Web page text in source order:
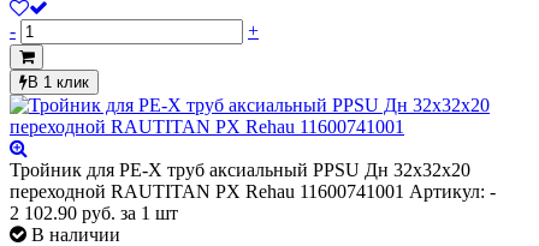
- +
В 1 клик
Тройник для PE-X труб аксиальный PPSU Дн 32х32х20
переходной RAUTITAN PX Rehau 11600741001 Артикул: -
2 102.90 руб. за 1 шт
В наличии